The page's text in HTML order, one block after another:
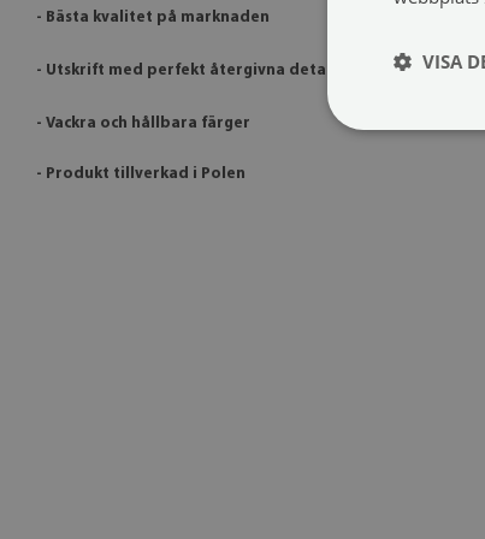
- Bästa kvalitet på marknaden
- Utskrift med perfekt återgivna detaljer
- Vackra och hållbara färger
- Produkt tillverkad i Polen
VISA